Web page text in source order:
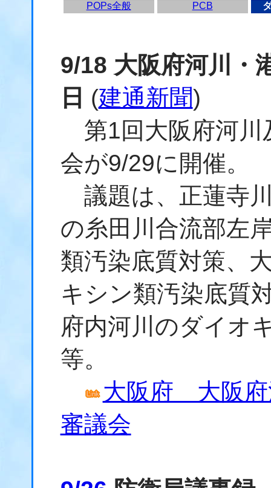
POPs全般 PCB
9/18 大阪府河川・
日 (建通新聞)
第1回大阪府河川
会が9/29に開催。
議題は、正蓮寺
の糸田川合流部左
類汚染底質対策、
キシン類汚染底質
府内河川のダイオ
等。
大阪府 大阪府
審議会